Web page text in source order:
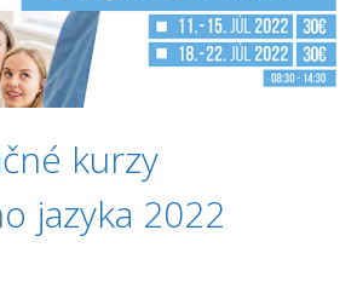
kurzy
jazyka 2022